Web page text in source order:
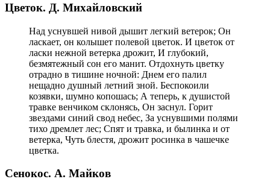
Цветок. Д. Михайловский
Над уснувшей нивой дышит легкий ветерок; Он
ласкает, он колышет полевой цветок. И цветок от
ласки нежной ветерка дрожит, И глубокий,
безмятежный сон его манит. Отдохнуть цветку
отрадно в тишине ночной: Днем его палил
нещадно душный летний зной. Беспокоили
козявки, шумно копошась; А теперь, к душистой
травке венчиком склонясь, Он заснул. Горит
звездами синий свод небес, За уснувшими полями
тихо дремлет лес; Спят и травка, и былинка и от
ветерка, Чуть блестя, дрожит росинка в чашечке
цветка.
Сенокос. А. Майков